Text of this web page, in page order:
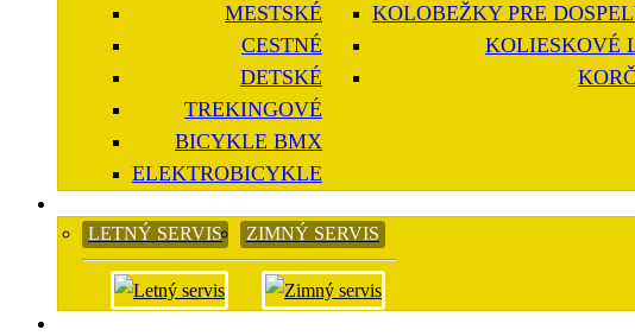
MESTSKÉ
CESTNÉ
DETSKÉ
TREKINGOVÉ
BICYKLE BMX
ELEKTROBICYKLE
KOLOBEŽKY PRE
KOLIESKOVÉ
LETNÝ SERVIS ZIMNÝ SERVIS